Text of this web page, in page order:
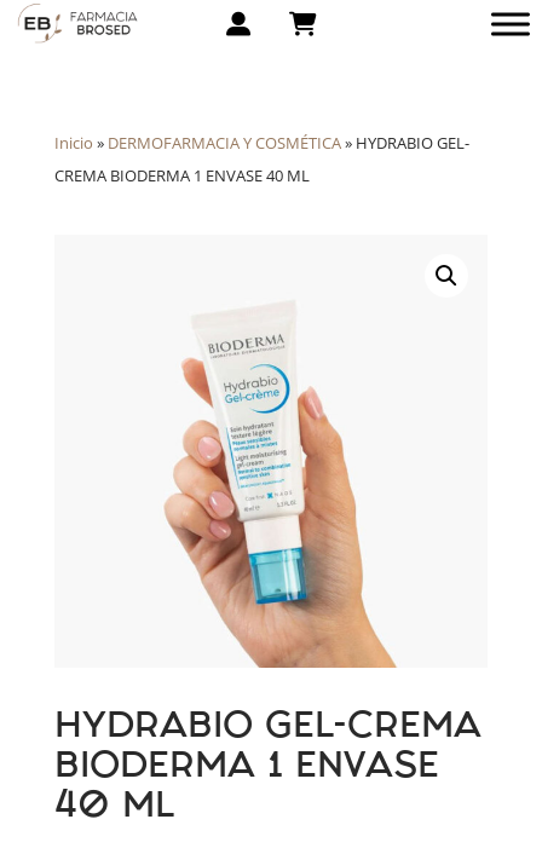
Inicio » DERMOFARMACIA Y COSMÉTICA» HYDRABIO GEL-
CREMA BIODERMA 1 ENVASE 40 ML
HYDRABIO GEL-CREMA
BIODERMA 1 ENVASE
40 ML